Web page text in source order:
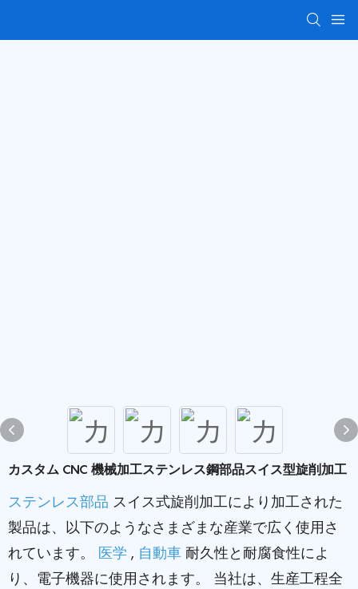
カスタム CNC 機械加工ステンレス鋼部品スイス型旋削加工
ステンレス部品 スイス式旋削加工により加工された
製品は、以下のようなさまざまな産業で広く使用さ
れています。 医学 , 自動車 耐久性と耐腐食性によ
り、電子機器に使用されます。 当社は、生産工程全